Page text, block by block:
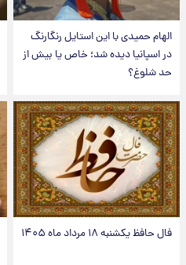
الهام حمیدی با این استایل رنگارنگ
در اسپانیا دیده شد؛ خاص یا بیش از
حد شلوغ؟
فال حافظ یکشنبه ۱۸ مرداد ماه ۱۴۰۵